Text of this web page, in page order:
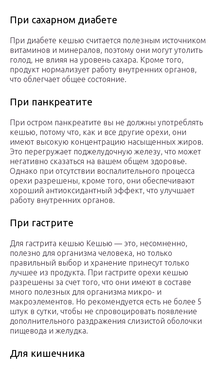
При сахарном диабете
При диабете кешью считается полезным источником
витаминов и минералов, поэтому они могут утолить
голод, не влияя на уровень сахара. Кроме того,
продукт нормализует работу внутренних органов,
что облегчает общее состояние.
При панкреатите
При остром панкреатите вы не должны употреблять
кешью, потому что, как и все другие орехи, они
имеют высокую концентрацию насыщенных жиров.
Это перегружает поджелудочную железу, что может
негативно сказаться на вашем общем здоровье.
Однако при отсутствии воспалительного процесса
орехи разрешены, кроме того, они обеспечивают
хороший антиоксидантный эффект, что улучшает
работу внутренних органов.
При гастрите
Для гастрита кешью Кешью — это, несомненно,
полезно для организма человека, но только
правильный выбор и хранение принесут только
лучшее из продукта. При гастрите орехи кешью
разрешены за счет того, что они имеют в составе
много полезных для организма микро- и
макроэлементов. Но рекомендуется есть не более 5
штук в сутки, чтобы не спровоцировать появление
дополнительного раздражения слизистой оболочки
пищевода и желудка.
Для кишечника